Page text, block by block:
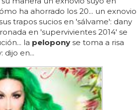
ha ahorrado los 20... un exnovio
trapos sucios en 'sálvame': dany
en 'supervivientes 2014' se
la pelopony se toma a risa
dijo en...